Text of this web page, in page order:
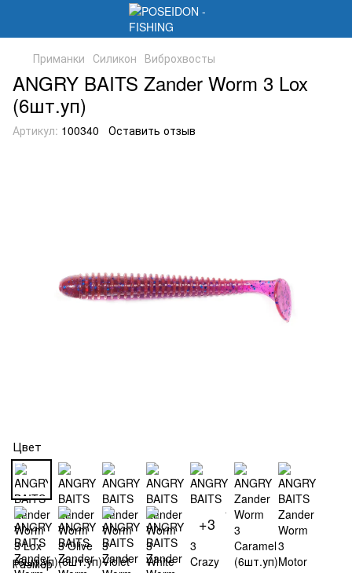
Приманки Силикон Виброхвосты
ANGRY BAITS Zander Worm 3 Lox
(6шт.уп)
Артикул: 100340 Оставить отзыв
Цвет
+3
Размер